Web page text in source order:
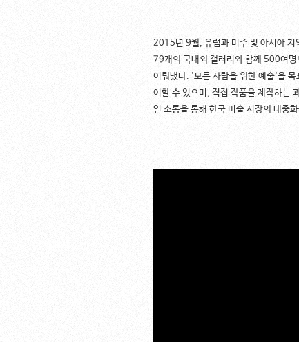
2015년 9월, 유럽과 미주 및 아시아 지
79개의 국내외 갤러리와 함께 500여
이뤄냈다. '모든 사람을 위한 예술'을
여할 수 있으며, 직접 작품을 제작하는
인 소통을 통해 한국 미술 시장의 대중